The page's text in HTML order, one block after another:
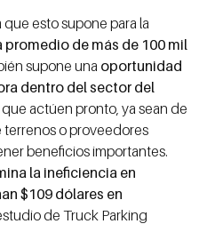
esto supone para la
promedio de más de 100 mil
supone una oportunidad
dentro del sector del
que actúen pronto, ya sean de
o proveedores
beneficios importantes.
la ineficiencia en
$109 dólares en
de Truck Parking